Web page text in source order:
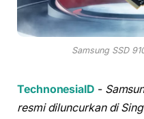
Samsung SSD
TechnonesiaID -
resmi diluncurkan di